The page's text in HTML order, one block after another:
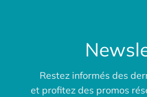
Restez informés des
et profitez des promos